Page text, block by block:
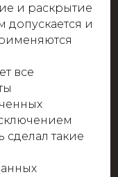
и раскрытие
допускается и
все
сделал такие